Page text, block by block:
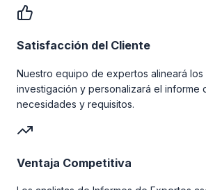
Satisfacción del Cliente
Nuestro equipo de expertos alineará
investigación y personalizará el informe
necesidades y requisitos.
Ventaja Competitiva